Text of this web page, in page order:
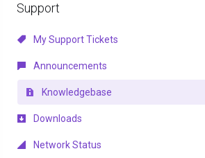
Support
My Support Tickets
Announcements
Knowledgebase
Downloads
Network Status